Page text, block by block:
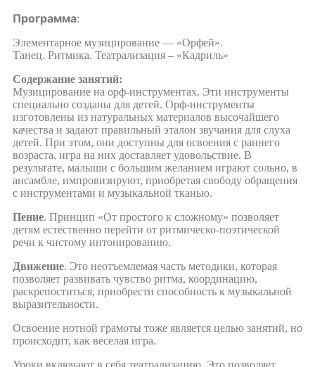
Программа:
Элементарное музицирование — «Орфей».
Танец. Ритмика. Театрализация – «Кадриль»
Содержание занятий:
Музицирование на орф-инструментах. Эти инструменты
специально созданы для детей. Орф-инструменты
изготовлены из натуральных материалов высочайшего
качества и задают правильный эталон звучания для слуха
детей. При этом, они доступны для освоения с раннего
возраста, игра на них доставляет удовольствие. В
результате, малыши с большим желанием играют сольно, в
ансамбле, импровизируют, приобретая свободу обращения
с инструментами и музыкальной тканью.
Пение. Принцип «От простого к сложному» позволяет
детям естественно перейти от ритмическо-поэтической
речи к чистому интонированию.
Движение. Это неотъемлемая часть методики, которая
позволяет развивать чувство ритма, координацию,
раскрепоститься, приобрести способность к музыкальной
выразительности.
Освоение нотной грамоты тоже является целью занятий, но
происходит, как веселая игра.
Уроки включают в себя театрализацию. Это позволяет